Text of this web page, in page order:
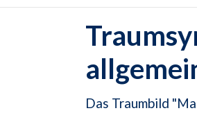
Das Traumbild